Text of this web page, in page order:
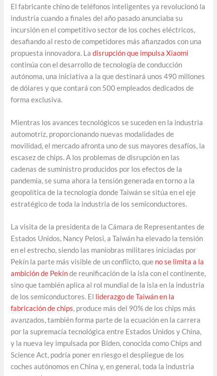
El fabricante chino de teléfonos inteligentes ya revolucionó la
industria cuando a finales del año pasado anunciaba su
incursión en el competitivo sector de los coches eléctricos,
desafiando al resto de competidores más afianzados con una
propuesta innovadora. Ladisrupción que impulsa Xiaomi
continúa con el desarrollo de tecnología de conducción
autónoma, una iniciativa a la que destinará unos 490 millones
de dólares y que contará con 500 empleados dedicados de
forma exclusiva.
Mientras los avances tecnológicos se suceden en la industria
automotriz, proporcionando nuevas modalidades de
movilidad, el mercado afronta uno de sus mayores desafíos, la
escasez de chips. A los problemas de disrupción en las
cadenas de suministro producidos por los efectos de la
pandemia, se suma ahora la tensión generada en torno a la
geopolítica de la tecnología donde Taiwán se sitúa en el eje
estratégico de toda la industria de los semiconductores.
La visita de la presidenta de la Cámara de Representantes de
Estados Unidos, Nancy Pelosi, a Taiwán ha elevado la tensión
en el estrecho, siendo las maniobras militares iniciadas por
Pekín la parte más visible de un conflicto, que no se limita a la
ambición de Pekínde reunificación de la isla con el continente,
sino que también aplica al rol mundial de la isla en la industria
de los semiconductores. El liderazgo de Taiwán en la
fabricación de chips, produce más del 90% de los chips más
avanzados, también forma parte de la ecuación en la carrera
por la supremacía tecnológica entre Estados Unidos y China,
y la nueva ley impulsada por Biden, conocida como Chips and
Science Act, podría poner en riesgo el despliegue de los
coches autónomos en China y, en general, toda la industria